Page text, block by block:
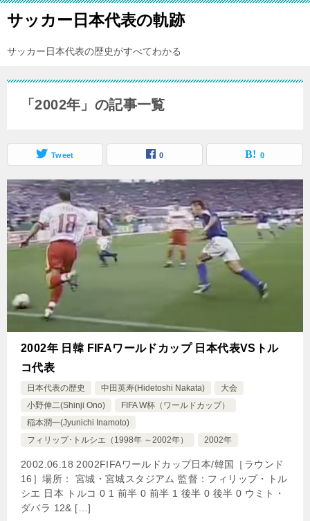
サッカー日本代表の軌跡
サッカー日本代表の歴史がすべてわかる
「2002年」の記事一覧
Tweet 0 0
2002年 日韓 FIFAワールドカップ 日本代表VSトル
コ代表
日本代表の歴史 中田英寿(Hidetoshi Nakata)
大会
小野伸二(Shinji Ono)
FIFA W杯（ワールドカップ）
稲本潤一(Jyunichi Inamoto)
フィリップ･トルシエ（1998年 ～2002年）
2002年
2002.06.18 2002FIFAワールドカップ日本/韓国［ラウンド
16］場所： 宮城・宮城スタジアム 監督：フィリップ・トル
シエ 日本 トルコ 0 1 前半 0 前半 1 後半 0 後半 0 ウミト・
ダバラ 12& […]